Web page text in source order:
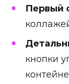
Первый
кнопки